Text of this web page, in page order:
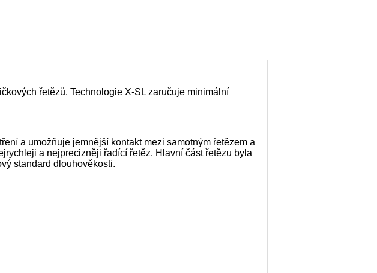
řetězů. Technologie X-SL zaručuje minimální
a umožňuje jemnější kontakt mezi samotným řetězem a
a nejprecizněji řadící řetěz. Hlavní část řetězu byla
standard dlouhověkosti.